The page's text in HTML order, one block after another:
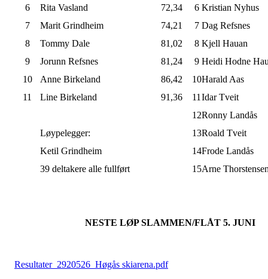
6
Rita Vasland 72,34 6 Kristian Nyhus
7
Marit Grindheim 74,21 7 Dag Refsnes
8
Tommy Dale 81,02 8 Kjell Hauan
9
Jorunn Refsnes 81,24 9 Heidi Hodne
10
Anne Birkeland 86,42 10Harald Aas
11
Line Birkeland 91,36 11 Idar Tveit
12Ronny Landås
Løypelegger:
13Roald Tveit
Ketil Grindheim
14Frode Landås
39 deltakere alle fullført
15Arne
NESTE LØP SLAMMEN/FLÅT 5. JUNI
Resultater_2920526_Høgås skiarena.pdf